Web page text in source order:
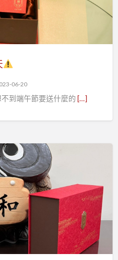
06-20
不到端午節要送什麼的 […]